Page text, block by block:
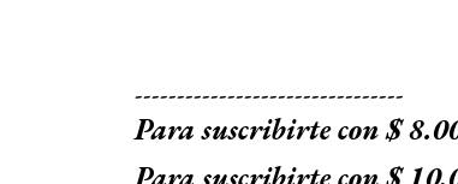
--------------------------------
Para suscribirte con $